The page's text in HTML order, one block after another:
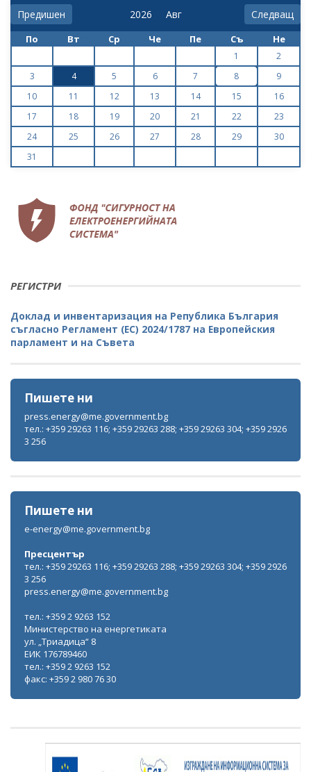
Предишен Следващ
По Вт Ср Че Пе Съ Не
1
2
3
4 5 6 7 8
9
10
11 12 13 14 15
16
17
18 19 20 21 22
23
24
25 26 27 28 29
30
31
РЕГИСТРИ
Доклад и инвентаризация на Република България
съгласно Регламент (ЕС) 2024/1787 на Европейския
парламент и на Съвета
Пишете ни
press.energy@me.government.bg
тел.: +359 29263 116; +359 29263 288; +359 29263 304; +359 2926
3 256
Пишете ни
e-energy@me.government.bg
Пресцентър
тел.: +359 29263 116; +359 29263 288; +359 29263 304; +359 2926
3 256
press.energy@me.government.bg
тел.: +359 2 9263 152
Министерство на енергетиката
ул. „Триадица“ 8
ЕИК 176789460
тел.: +359 2 9263 152
факс: +359 2 980 76 30